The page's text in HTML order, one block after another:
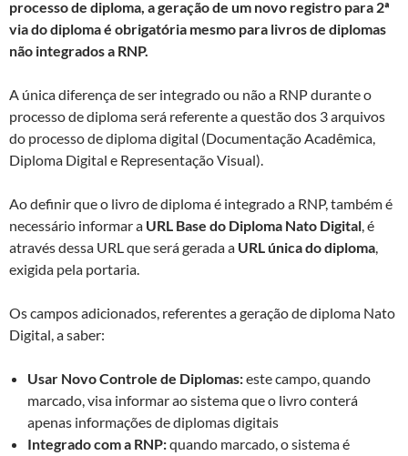
processo de diploma, a geração de um novo registro para 2ª
via do diploma é obrigatória mesmo para livros de diplomas
não integrados a RNP.
A única diferença de ser integrado ou não a RNP durante o
processo de diploma será referente a questão dos 3 arquivos
do processo de diploma digital (Documentação Acadêmica,
Diploma Digital e Representação Visual).
Ao definir que o livro de diploma é integrado a RNP, também é
necessário informar a URL Base do Diploma Nato Digital, é
através dessa URL que será gerada a URL única do diploma,
exigida pela portaria.
Os campos adicionados, referentes a geração de diploma Nato
Digital, a saber:
Usar Novo Controle de Diplomas:este campo, quando
marcado, visa informar ao sistema que o livro conterá
apenas informações de diplomas digitais
Integrado com a RNP:quando marcado, o sistema é